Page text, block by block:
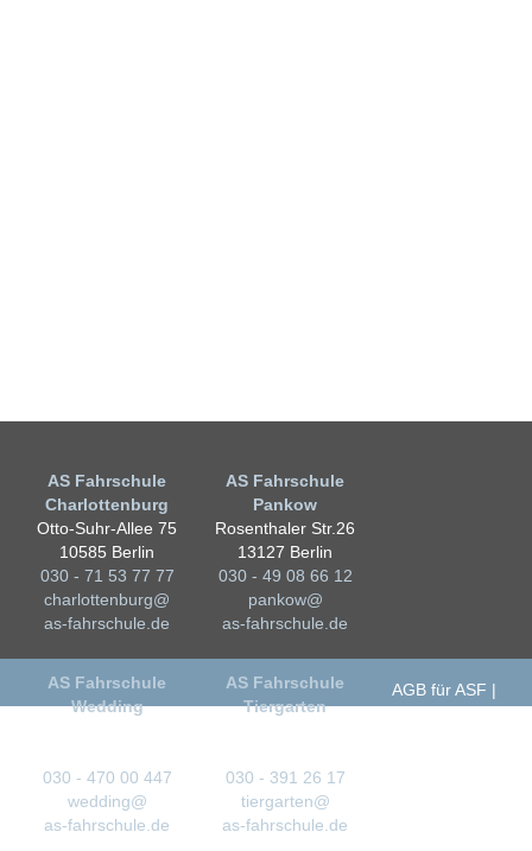
AS Fahrschule
Charlottenburg
Otto-Suhr-Allee 75
10585 Berlin
030 - 71 53 77 77
charlottenburg@
as-fahrschule.de
AS Fahrschule
Pankow
Rosenthaler Str.26
13127 Berlin
030 - 49 08 66 12
pankow@
as-fahrschule.de
AS Fahrschule
Wedding
030 - 470 00 447
wedding@
as-fahrschule.de
AS Fahrschule
Tiergarten
030 - 391 26 17
tiergarten@
as-fahrschule.de
AGB für ASF
AGB
Karriere